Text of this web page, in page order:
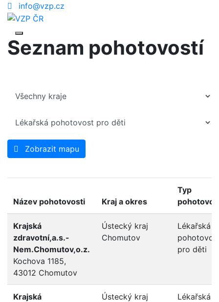
info@vzp.cz
Seznam pohotovostí
Zobrazit mapu
Název pohotovosti Kraj a okres
Typ
Krajská
zdravotní,a.s.-
Nem.Chomutov,o.z.
Kochova 1185,
43012 Chomutov
Ústecký kraj
Chomutov
Lékařská
pro děti
Krajská
Ústecký kraj
Lékařská